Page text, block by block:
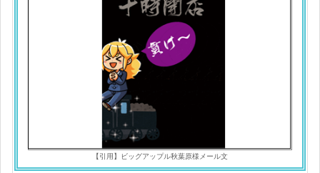
【引用】ビッグアップル秋葉原様メール文